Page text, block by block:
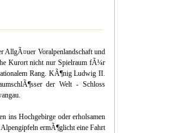
AllgÃ¤uer Voralpenlandschaft und
Kurort nicht nur Spielraum fÃ¼r
Rang. KÃ¶nig Ludwig II.
der Welt - Schloss
ins Hochgebirge oder erholsamen
ermÃ¶glicht eine Fahrt